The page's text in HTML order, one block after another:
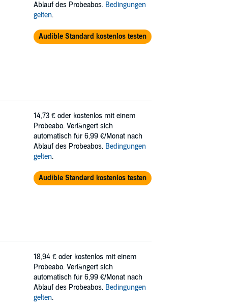
Ablauf des Probeabos. Bedingungen
gelten.
Audible Standard kostenlos testen
14,73 € oder kostenlos mit einem
Probeabo. Verlängert sich
automatisch für 6,99 €/Monat nach
Ablauf des Probeabos. Bedingungen
gelten.
Audible Standard kostenlos testen
18,94 € oder kostenlos mit einem
Probeabo. Verlängert sich
automatisch für 6,99 €/Monat nach
Ablauf des Probeabos. Bedingungen
gelten.